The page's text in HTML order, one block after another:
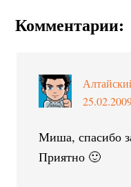
Комментарии:
Миша, спасибо
Приятно 🙂